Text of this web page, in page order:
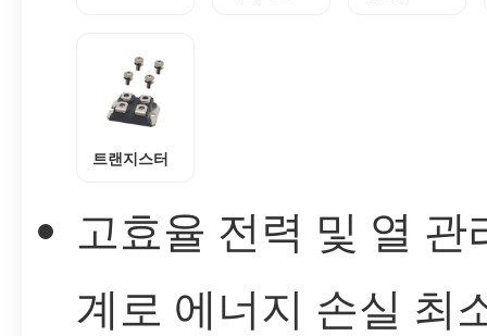
트랜지스터
고효율 전력 및 열 관
계로 에너지 손실 최